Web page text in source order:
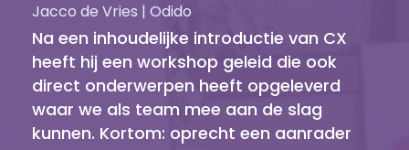
Jacco de Vries | Odido
Na een inhoudelijke introductie van CX
heeft hij een workshop geleid die ook
direct onderwerpen heeft opgeleverd
waar we als team mee aan de slag
kunnen. Kortom: oprecht een aanrader